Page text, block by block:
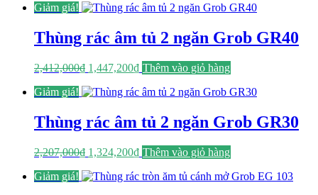
là:
tại
1,530,000₫.
Giảm giá!
Thùng rác âm tủ 2 ngăn Grob GR40
2,412,000₫ Giá
là:
1,447,200₫Giá
tại
1,447,200₫.
Thêm vào giỏ hàng
Giảm giá!
Thùng rác âm tủ 2 ngăn Grob GR30
2,207,000₫ Giá
là:
1,324,200₫Giá
tại
Thêm vào giỏ hàng
Giảm giá!